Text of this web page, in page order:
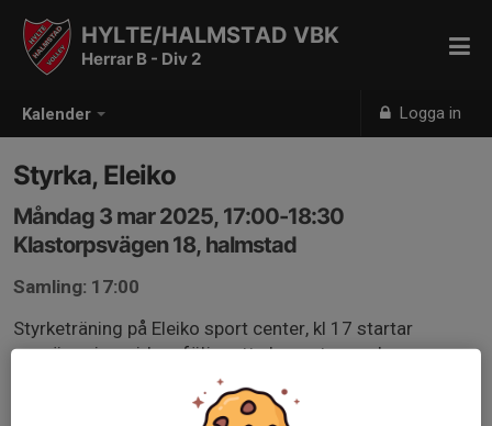
Kalender Logga in
HYLTE/HALMSTAD VBK
Herrar B - Div 2
Styrka, Eleiko
Måndag 3 mar 2025, 17:00-18:30
Klastorpsvägen 18, halmstad
Samling: 17:00
Styrketräning på Eleiko sport center, kl 17 startar
uppvärmning, vidare följer ett planerat pass, har man
egna övningarna så kan man köra dessa.